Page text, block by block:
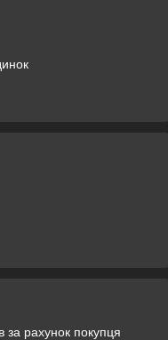
за рахунок покупця